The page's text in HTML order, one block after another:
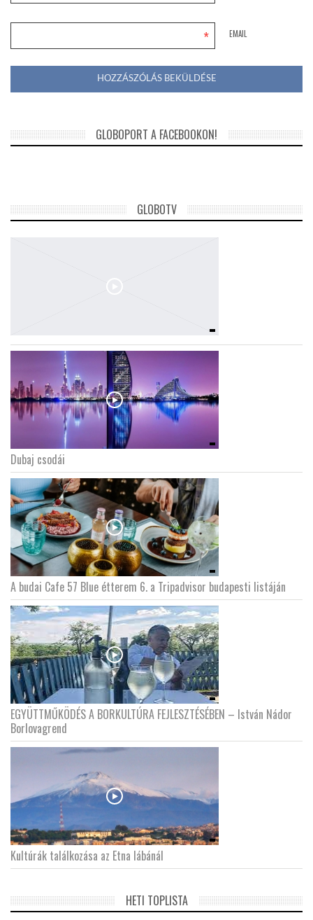
EMAIL
*
GLOBOPORT A FACEBOOKON!
GLOBOTV
Dubaj csodái
A budai Cafe 57 Blue étterem 6. a Tripadvisor budapesti listáján
EGYÜTTMŰKÖDÉS A BORKULTÚRA FEJLESZTÉSÉBEN – István Nádor
Borlovagrend
Kultúrák találkozása az Etna lábánál
HETI TOPLISTA